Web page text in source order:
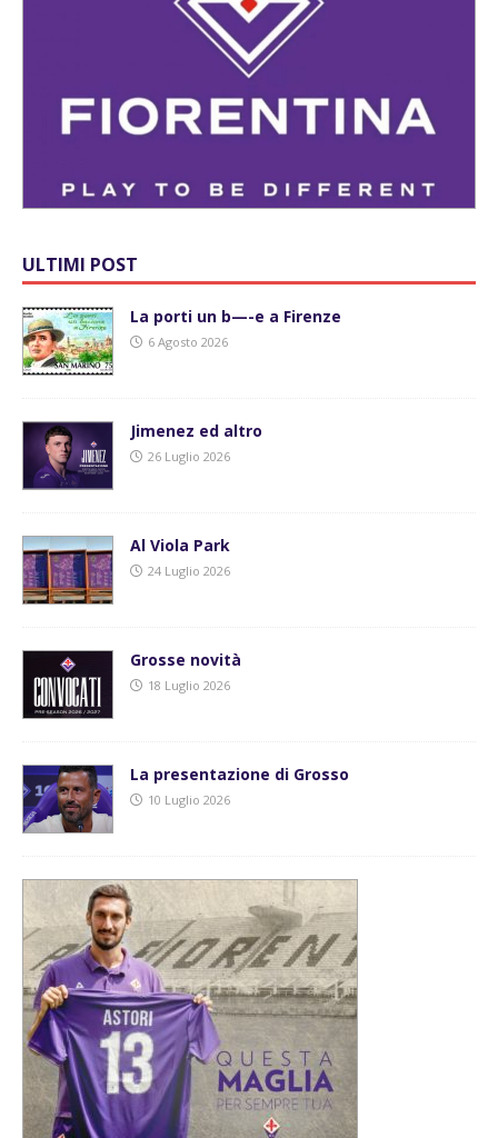
ULTIMI POST
La porti un b—-e a Firenze
6 Agosto 2026
Jimenez ed altro
26 Luglio 2026
Al Viola Park
24 Luglio 2026
Grosse novità
18 Luglio 2026
La presentazione di Grosso
10 Luglio 2026